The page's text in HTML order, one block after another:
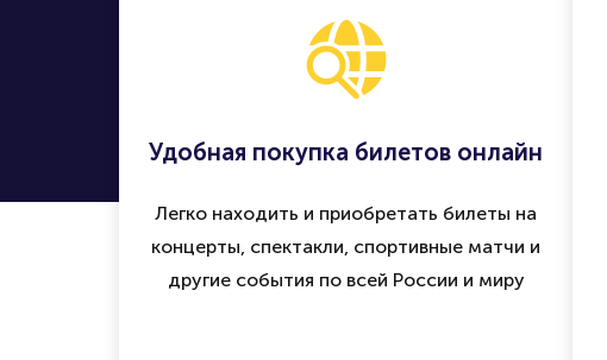
Удобная покупка билетов онлайн
Легко находить и приобретать билеты на
концерты, спектакли, спортивные матчи и
другие события по всей России и миру